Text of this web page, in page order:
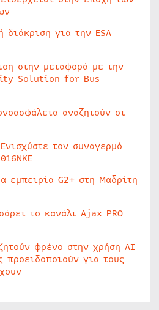
διάκριση για την ESA
στην μεταφορά με την
Solution for Bus
αναζητούν οι
τον συναγερμό
εμπειρία G2+ στη Μαδρίτη
το κανάλι Ajax PRO
φρένο στην χρήση AI
προειδοποιούν για τους